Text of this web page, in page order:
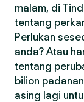
malam, di
tentang
Perlukan
anda? Atau
tentang
bilion
asing lagi